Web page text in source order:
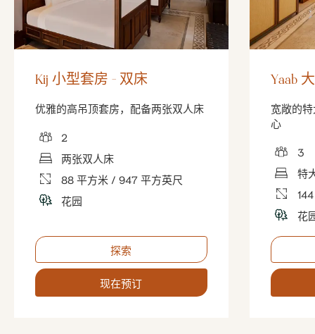
Kij 小型套房 - 双床
优雅的高吊顶套房，配备两张双人床
2
两张双人床
88 平方米 / 947 平方英尺
花园
探索
现在预订
Yaab
宽敞的
心
3
特
花